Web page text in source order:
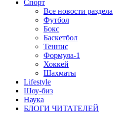
Спорт
Все новости раздела
Футбол
Бокс
Баскетбол
Теннис
Формула-1
Хоккей
Шахматы
Lifestyle
Шоу-биз
Наука
БЛОГИ ЧИТАТЕЛЕЙ